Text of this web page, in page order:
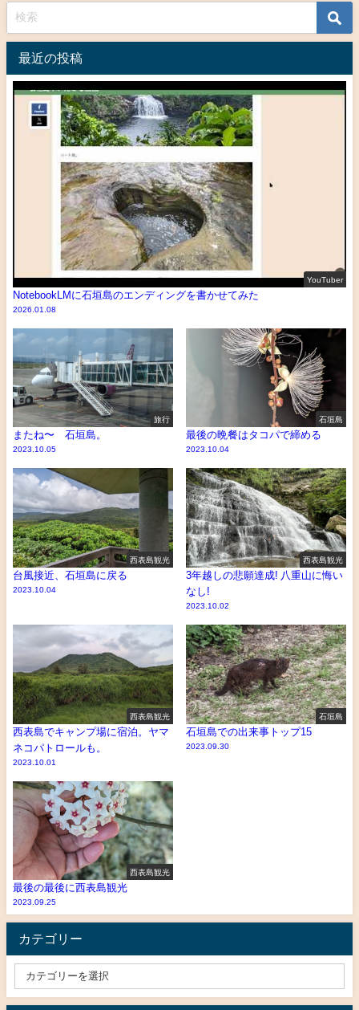
最近の投稿
YouTuber
NotebookLMに石垣島のエンディングを書かせてみた
2026.01.08
旅行
またね〜 石垣島。
2023.10.05
石垣島
最後の晩餐はタコパで締める
2023.10.04
西表島観光
台風接近、石垣島に戻る
2023.10.04
西表島観光
3年越しの悲願達成! 八重山に悔い
なし!
2023.10.02
西表島観光
西表島でキャンプ場に宿泊。ヤマ
ネコパトロールも。
2023.10.01
石垣島
石垣島での出来事トップ15
2023.09.30
西表島観光
最後の最後に西表島観光
2023.09.25
カテゴリー